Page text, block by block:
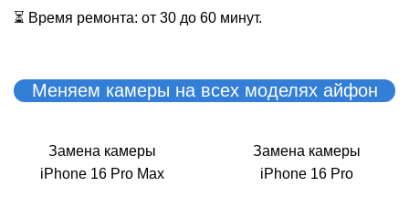
⏳ Время ремонта: от 30 до 60 минут.
Меняем камеры на всех моделях айфон
Замена камеры
iPhone 16 Pro Max
Замена камеры
iPhone 16 Pro